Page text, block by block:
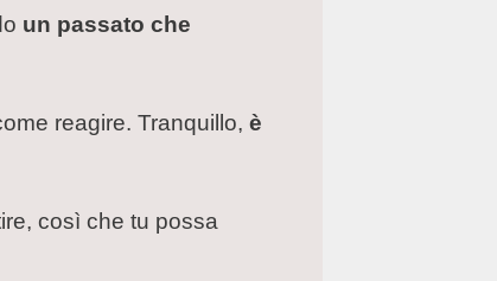
un passato che
reagire. Tranquillo, è
così che tu possa